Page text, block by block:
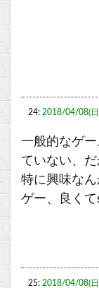
24: 2018/04/08(日
一般的なゲ
ていない、
特に興味な
ゲー、良く
25: 2018/04/08(日